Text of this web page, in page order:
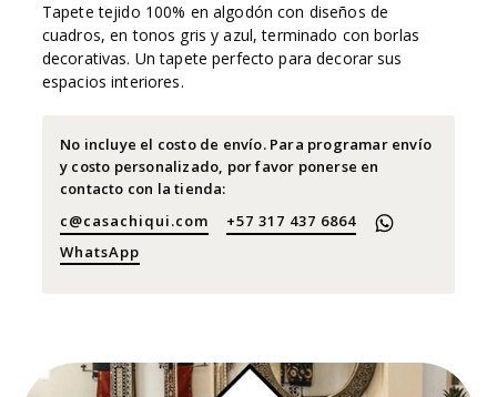
Tapete tejido 100% en algodón con diseños de
cuadros, en tonos gris y azul, terminado con borlas
decorativas. Un tapete perfecto para decorar sus
espacios interiores.
No incluye el costo de envío. Para programar envío
y costo personalizado, por favor ponerse en
contacto con la tienda:
c@casachiqui.com
+57 317 437 6864
WhatsApp